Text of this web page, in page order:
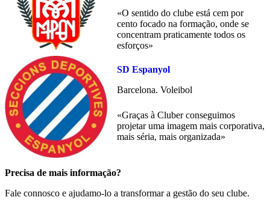
«O sentido do clube está cem por
cento focado na formação, onde se
concentram praticamente todos os
esforços»
SD Espanyol
Barcelona. Voleibol
«Graças à Cluber conseguimos
projetar uma imagem mais corporativa,
mais séria, mais organizada»
Precisa de mais informação?
Fale connosco e ajudamo-lo a transformar a gestão do seu clube.